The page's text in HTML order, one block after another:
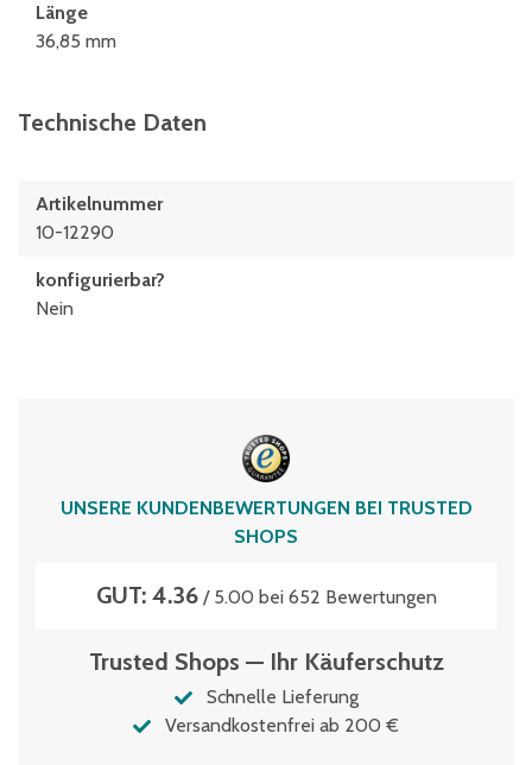
Länge
36,85 mm
Technische Daten
Artikelnummer
10-12290
konfigurierbar?
Nein
UNSERE KUNDENBEWERTUNGEN BEI TRUSTED
SHOPS
GUT: 4.36/ 5.00 bei 652 Bewertungen
Trusted Shops — Ihr Käuferschutz
Schnelle Lieferung
Versandkostenfrei ab 200 €